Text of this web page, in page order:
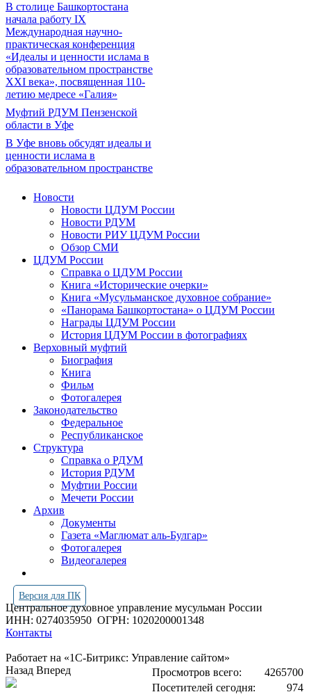
В столице Башкортостана
начала работу IX
Международная научно-
практическая конференция
«Идеалы и ценности ислама в
образовательном пространстве
XXI века», посвященная 110-
летию медресе «Галия»
Муфтий РДУМ Пензенской
области в Уфе
В Уфе вновь обсудят идеалы и
ценности ислама в
образовательном пространстве
Новости
Новости ЦДУМ России
Новости РДУМ
Новости РИУ ЦДУМ России
Обзор СМИ
ЦДУМ России
Справка о ЦДУМ России
Книга «Исторические очерки»
Книга «Мусульманское духовное собрание»
«Панорама Башкортостана» о ЦДУМ России
Награды ЦДУМ России
История ЦДУМ России в фотографиях
Верховный муфтий
Биография
Книга
Фильм
Фотогалерея
Законодательство
Федеральное
Республиканское
Структура
Справка о РДУМ
История РДУМ
Муфтии России
Мечети России
Архив
Документы
Газета «Маглюмат аль-Булгар»
Фотогалерея
Видеогалерея
Версия для ПК
Центральное духовное управление мусульман России
ИНН: 0274035950 ОГРН: 1020200001348
Контакты
Работает на «1С-Битрикс: Управление сайтом»
Просмотров всего:
4265700
Посетителей сегодня:
974
Назад Вперед